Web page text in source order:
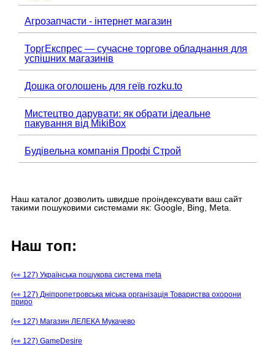
Агрозапчасти - інтернет магазин
ТоргЕкспрес — сучасне торгове обладнання для
успішних магазинів
Дошка оголошень для геїв rozku.to
Мистецтво дарувати: як обрати ідеальне
пакування від MikiBox
Будівельна компанія Профі Строй
Наш каталог дозволить швидше проіндексувати ваш сайт
такими пошуковими системами як: Google, Bing, Meta.
Наш топ:
(👀 127) Українська пошукова система meta
(👀 127) Дніпропетровська міська організація Товариства охорони
приро
(👀 127) Магазин ЛЕЛЕКА Мукачево
(👀 127) GameDesire